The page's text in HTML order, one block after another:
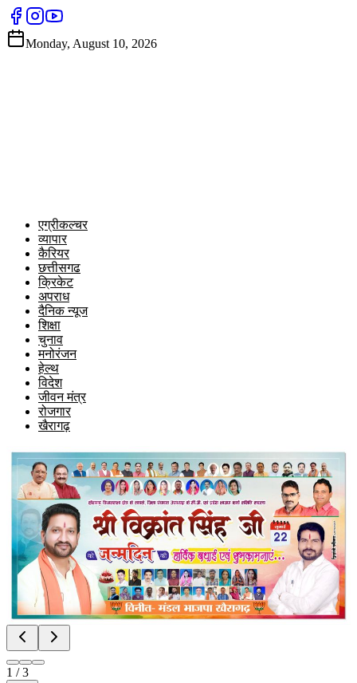
Monday, August 10, 2026
एग्रीकल्चर
व्यापार
कैरियर
छत्तीसगढ
क्रिकेट
अपराध
दैनिक न्यूज
शिक्षा
चुनाव
मनोरंजन
हेल्थ
विदेश
जीवन मंत्र
रोजगार
खैरागढ़
1 /3